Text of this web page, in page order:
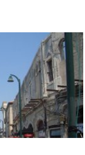
ה
ו
ס
י
נ
מ
ה